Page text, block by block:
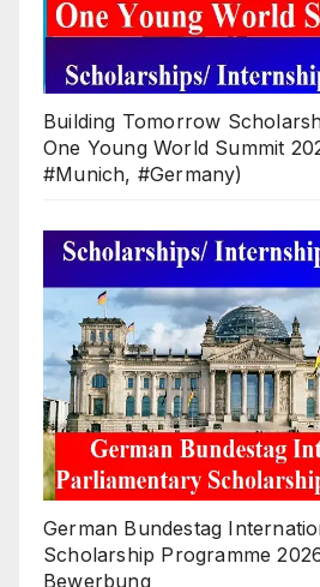
Building Tomorrow
One Young World Summit
#Munich, #Germany)
German Bundestag
Scholarship Programme
Bewerbung